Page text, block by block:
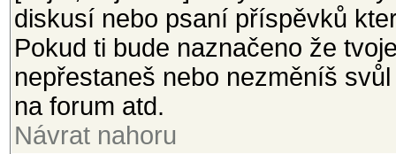
diskusí nebo psaní příspěvků
Pokud ti bude naznačeno že
nepřestaneš nebo nezměníš
na forum atd.
Návrat nahoru